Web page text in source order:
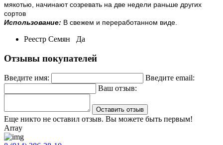
мякотью, начинают созревать на две недели раньше других
сортов
Использование: В свежем и переработанном виде.
Реестр Семян Да
Отзывы покупателей
Введите имя:
Введите email:
Ваш отзыв:
Оставить отзыв
Еще никто не оставил отзыв. Вы можете быть первым!
Array